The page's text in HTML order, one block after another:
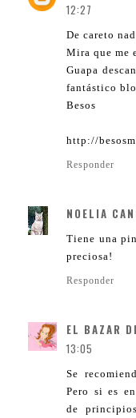
12:27
De careto
Mira que me
Guapa
fantástico
Besos
http://
Responder
NOELIA
Tiene una
preciosa!
Responder
EL BAZAR
13:05
Se
Pero si es
de